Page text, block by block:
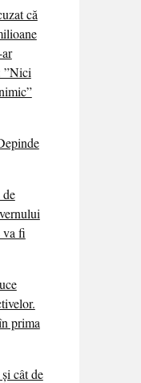
că
”Nici
va fi
prima
cât de